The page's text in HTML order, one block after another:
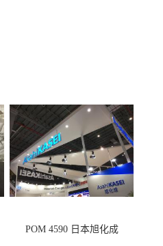
POM 4590 日本旭化成